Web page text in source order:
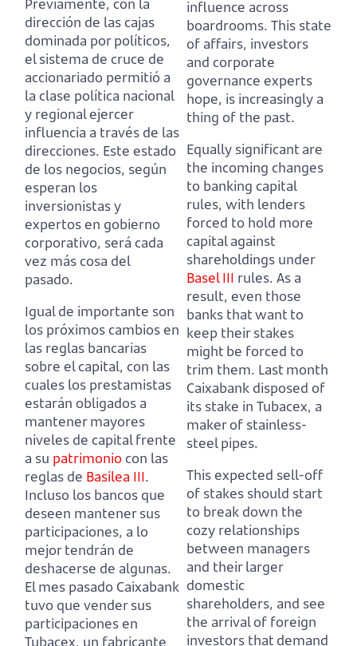
dirección de las cajas
dominada por políticos,
el sistema de cruce de
accionariado permitió a
la clase política nacional
y regional ejercer
influencia a través de las
direcciones. Este estado
de los negocios, según
esperan los
inversionistas y
expertos en gobierno
corporativo, será cada
vez más cosa del
pasado.
Igual de importante son
los próximos cambios en
las reglas bancarias
sobre el capital, con las
cuales los prestamistas
estarán obligados a
mantener mayores
niveles de capital frente
a su patrimoniocon las
reglas de Basilea III.
Incluso los bancos que
deseen mantener sus
participaciones, a lo
mejor tendrán de
deshacerse de algunas.
El mes pasado Caixabank
tuvo que vender sus
participaciones en
Tubacex, un fabricante
influence across
boardrooms. This state
of affairs, investors
and corporate
governance experts
hope, is increasingly a
thing of the past.
Equally significant are
the incoming changes
to banking capital
rules, with lenders
forced to hold more
capital against
shareholdings under
Basel III rules. As a
result, even those
banks that want to
keep their stakes
might be forced to
trim them. Last month
Caixabank disposed of
its stake in Tubacex, a
maker of stainless-
steel pipes.
This expected sell-off
of stakes should start
to break down the
cozy relationships
between managers
and their larger
domestic
shareholders, and see
the arrival of foreign
investors that demand